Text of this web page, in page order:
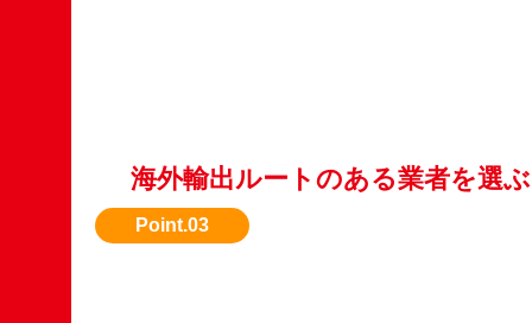
海外輸出ルートのある業者を選ぶ
国内で評価されない車種も、海外需要がある